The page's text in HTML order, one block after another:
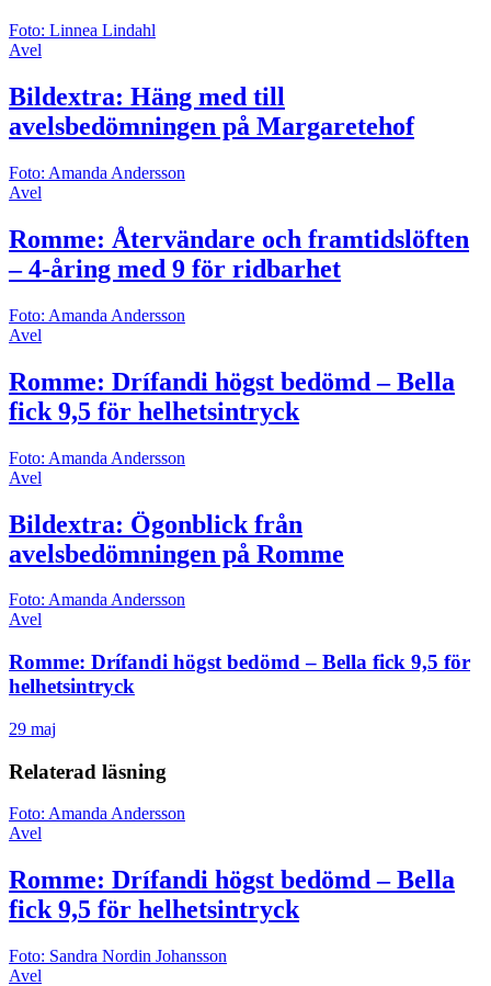
Foto: Linnea Lindahl
Avel
Bildextra: Häng med till
avelsbedömningen på Margaretehof
Foto: Amanda Andersson
Avel
Romme: Återvändare och framtidslöften
– 4-åring med 9 för ridbarhet
Foto: Amanda Andersson
Avel
Romme: Drífandi högst bedömd – Bella
fick 9,5 för helhetsintryck
Foto: Amanda Andersson
Avel
Bildextra: Ögonblick från
avelsbedömningen på Romme
Foto: Amanda Andersson
Avel
Romme: Drífandi högst bedömd – Bella fick 9,5 för
helhetsintryck
29 maj
Relaterad läsning
Foto: Amanda Andersson
Avel
Romme: Drífandi högst bedömd – Bella
fick 9,5 för helhetsintryck
Foto: Sandra Nordin Johansson
Avel